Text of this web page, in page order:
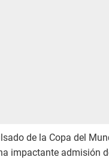
de la Copa del
impactante admisión